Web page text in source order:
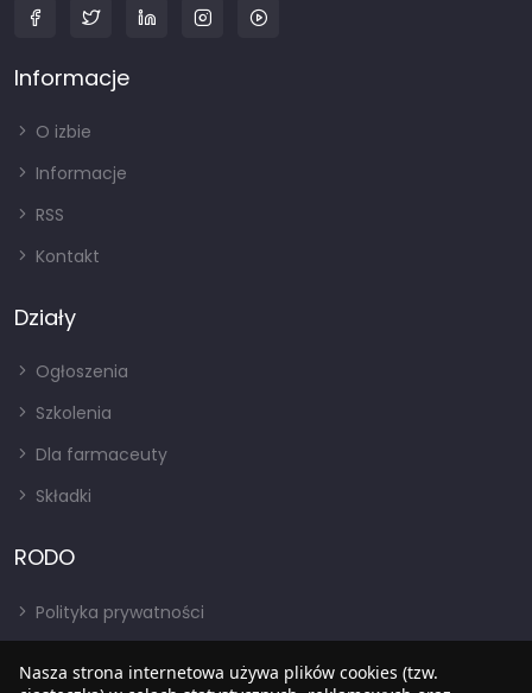
Informacje
O izbie
Informacje
RSS
Kontakt
Działy
Ogłoszenia
Szkolenia
Dla farmaceuty
Składki
RODO
Polityka prywatności
Nasza strona internetowa używa plików cookies (tzw.